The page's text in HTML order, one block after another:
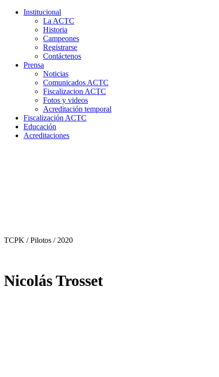
Institucional
La ACTC
Historia
Campeones
Registrarse
Contáctenos
Prensa
Noticias
Comunicados ACTC
Fiscalizacion ACTC
Fotos y videos
Acreditación temporal
Fiscalización ACTC
Educación
Acreditaciones
TCPK / Pilotos / 2020
Nicolás Trosset